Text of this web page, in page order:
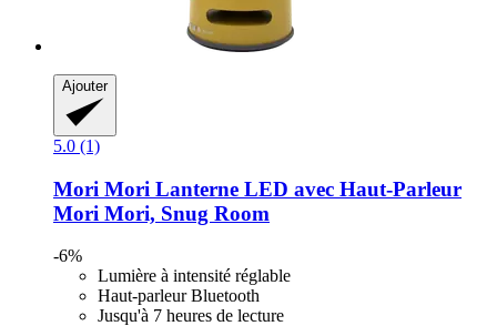
Ajouter
5.0 (1)
Mori Mori Lanterne LED avec Haut-​Parleur
Mori Mori, Snug Room
-6%
Lumière à intensité réglable
Haut-parleur Bluetooth
Jusqu'à 7 heures de lecture